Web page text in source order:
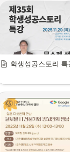
학생성공스토리 특